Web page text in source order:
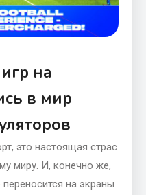
на
в мир
это настоящая страс
миру. И, конечно же,
на экраны